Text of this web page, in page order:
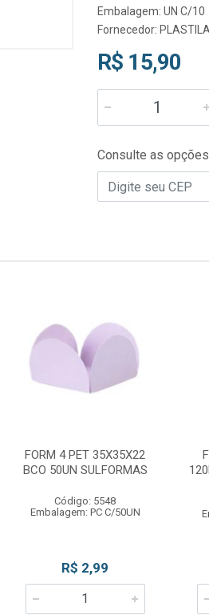
Embalagem: UN C/10
Fornecedor:
R$ 15,90
Consulte as
FORM 4 PET 35X35X22
BCO 50UN SULFORMAS
Código: 5548
Embalagem: PC C/50UN
R$ 2,99